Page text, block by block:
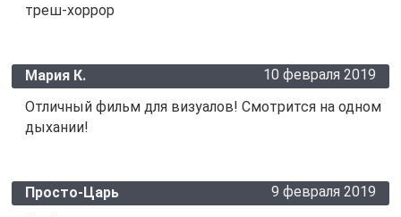
треш-хоррор
Мария К.
10 февраля 2019
Отличный фильм для визуалов! Смотрится на одном
дыхании!
Просто-Царь
9 февраля 2019